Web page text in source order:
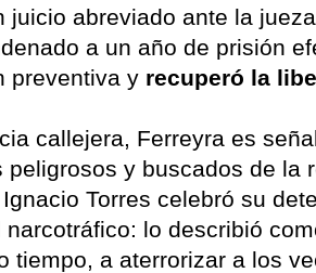
juicio abreviado ante la
a un año de prisión
preventiva y recuperó la
callejera, Ferreyra es
peligrosos y buscados de la
Torres celebró su
lo describió
tiempo, a aterrorizar a los